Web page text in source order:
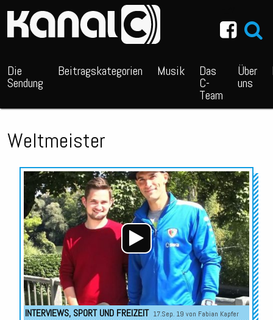
Die
Sendung
Beitragskategorien Musik Das
C-
Team
Über
uns
Weltmeister
Audio-
Player
INTERVIEWS, SPORT UND FREIZEIT 17.Sep. 19 von Fabian Kapfer